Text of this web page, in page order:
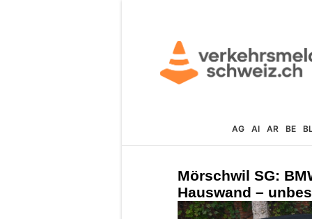
AG AI AR BE
Mörschwil SG:
Hauswand –